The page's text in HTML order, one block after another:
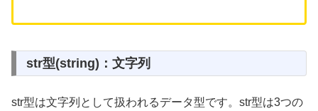
str型(string)：文字列
str型は文字列として扱われるデータ型です。str型は3つの